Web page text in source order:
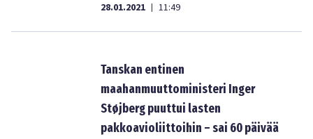
28.01.2021 | 11:49
Tanskan entinen
maahanmuuttoministeri Inger
Støjberg puuttui lasten
pakkoavioliittoihin – sai 60 päivää